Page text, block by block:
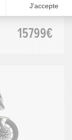
15799€